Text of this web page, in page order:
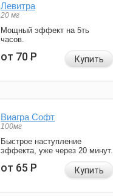
Левитра
20 мг
Мощный эффект на 5ть
часов.
от 70Р Купить
Виагра Софт
100мг
Быстрое наступление
эффекта, уже через 20 минут.
от 65Р Купить